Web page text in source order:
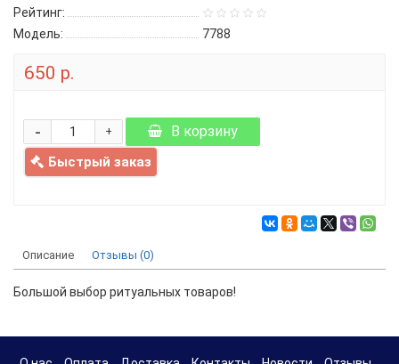
Рейтинг:
Модель:
7788
650 р.
+
- В корзину
Быстрый заказ
Описание Отзывы (0)
Большой выбор ритуальных товаров!